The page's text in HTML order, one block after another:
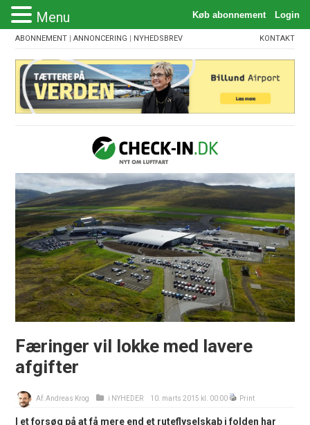
ABONNEMENT |ANNONCERING | NYHEDSBREV KONTAKT
Færinger vil lokke med lavere
afgifter
Af:Andreas Krog i NYHEDER 10. marts 2015 kl. 00:00 Print
I et forsøg på at få mere end et ruteflyselskab i folden har
Menu